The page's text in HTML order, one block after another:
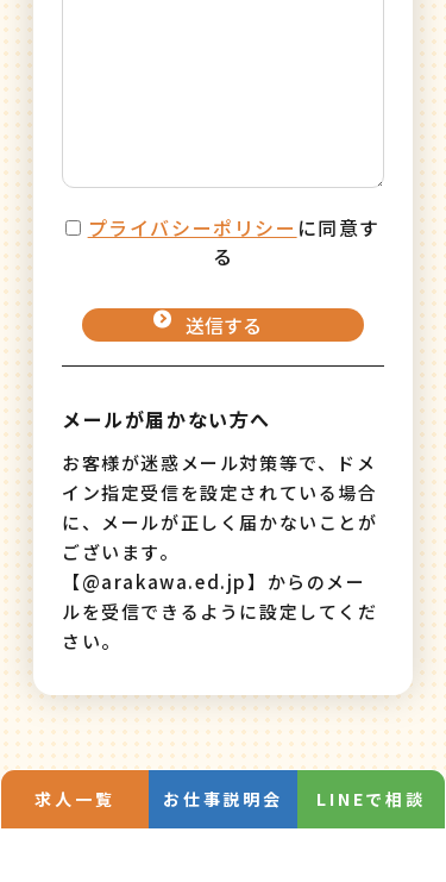
求人一覧 お仕事説明会 LINEで相談
プライバシーポリシー に同意す
る
メールが届かない方へ
お客様が迷惑メール対策等で、ドメ
イン指定受信を設定されている場合
に、メールが正しく届かないことが
ございます。
【@arakawa.ed.jp】からのメー
ルを受信できるように設定してくだ
さい。